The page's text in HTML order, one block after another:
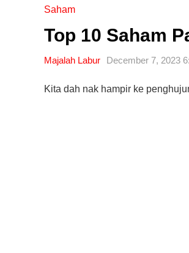
Saham
Top 10 Saham
Majalah Labur December 7, 2023
Kita dah nak hampir ke